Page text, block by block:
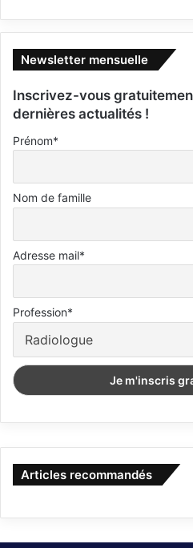
Newsletter mensuelle
Inscrivez-vous
dernières actualités !
Prénom*
Nom de famille
Adresse mail*
Profession*
Articles recommandés